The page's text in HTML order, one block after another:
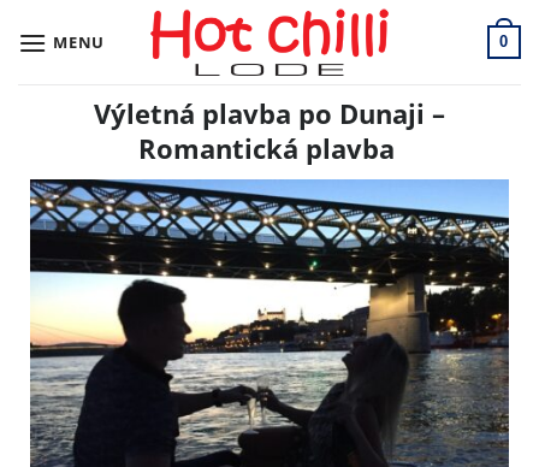
MENU 0
Výletná plavba po Dunaji –
Romantická plavba